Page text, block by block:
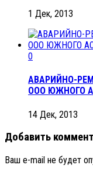
1 Дек, 2013
0
АВАРИЙНО-
ООО ЮЖНОГО
14 Дек, 2013
Добавить
Ваш e-mail не будет